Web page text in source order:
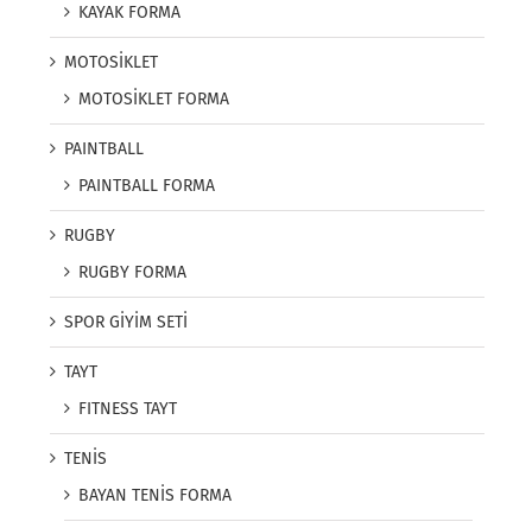
KAYAK FORMA
MOTOSİKLET
MOTOSİKLET FORMA
PAINTBALL
PAINTBALL FORMA
RUGBY
RUGBY FORMA
SPOR GİYİM SETİ
TAYT
FITNESS TAYT
TENİS
BAYAN TENİS FORMA